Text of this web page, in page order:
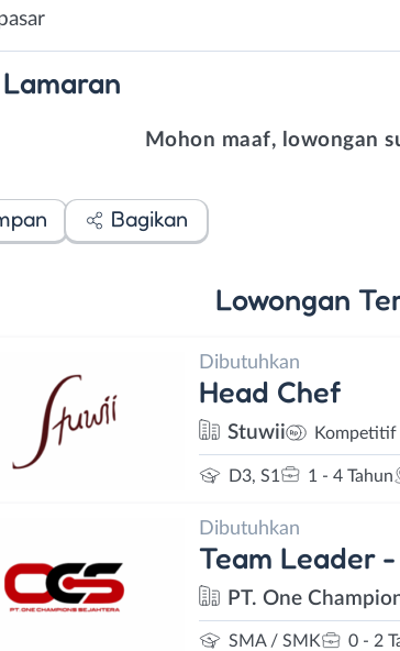
Lamaran
Mohon maaf, lowongan
Bagikan
Lowongan
Dibutuhkan
Head Chef
Stuwii Kompetitif
D3, S1 1 - 4 Tahun
Dibutuhkan
Team Leader -
PT. One
SMA / SMK 0 - 2